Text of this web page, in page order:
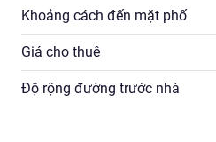
Khoảng cách đến mặt phố
Giá cho thuê
Độ rộng đường trước nhà